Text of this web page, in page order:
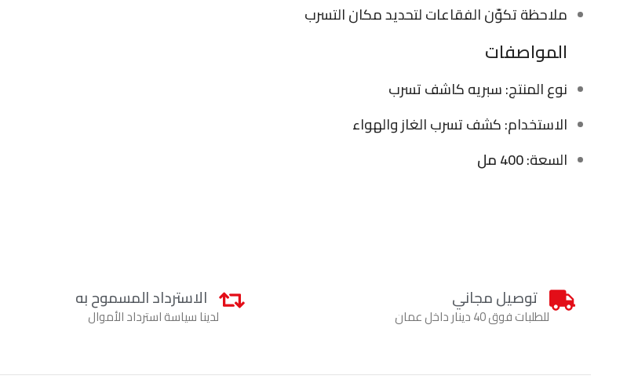
ملاحظة تكوّن الفقاعات لتحديد مكان التسرب
المواصفات
نوع المنتج: سبريه كاشف تسرب
الاستخدام: كشف تسرب الغاز والهواء
السعة:400 مل
توصيل مجاني
للطلبات فوق 40 دينار داخل عمان
الاسترداد المسموح به
لدينا سياسة استرداد الأموال